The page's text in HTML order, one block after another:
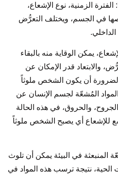
الزمنية، نوع الإشعاع،
في الجسم، ويختلف التعرُّض
يمكن الوقاية منه بالبقاء
والابتعاد قدر الإمكان عن
أن يكون الشخص ملوثاً
المُشعّة لجسم الإنسان عن
والحروق، في هذه الحالة
للإشعاع أي يصبح الشخص ملوثاً
المنبعثة في البيئة يمكن أن تلوث
الحية، نتيجة ترسب هذه المواد في